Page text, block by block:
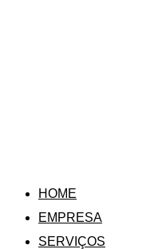
HOME
EMPRESA
SERVIÇOS